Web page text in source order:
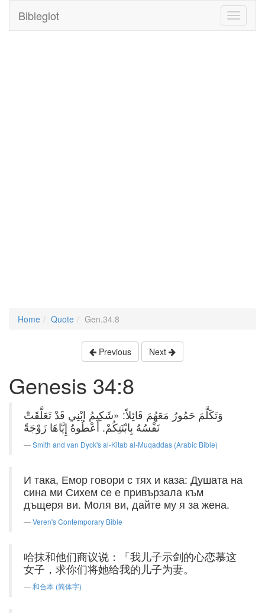
Toggle
Bibleglot
Home Quote Gen.34.8
Previous Next
Genesis 34:8
وَتَكَلَّمَ حَمُورُ مَعَهُمَ قَائِلاً: «شَكِيمُ ابْنِي قَدْ تَعَلَّقَتْ
نَفْسُهُ بِابْنَتِكُمْ. أَعْطُوهُ إِيَّاهَا زَوْجَةً
Smith and van Dyck's al-Kitab al-Muqaddas (Arabic Bible)
И така, Емор говори с тях и каза: Душата на
сина ми Сихем се е привързала към
дъщеря ви. Моля ви, дайте му я за жена.
Veren's Contemporary Bible
哈抹和他们商议说：「我儿子示剑的心恋慕这
女子，求你们将她给我的儿子为妻。
和合本 (简体字)